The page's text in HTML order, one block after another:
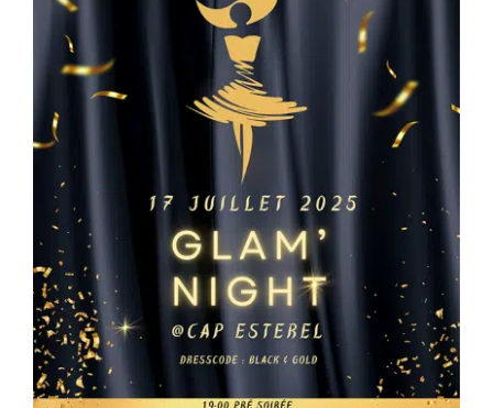
Kontakt
Français
English